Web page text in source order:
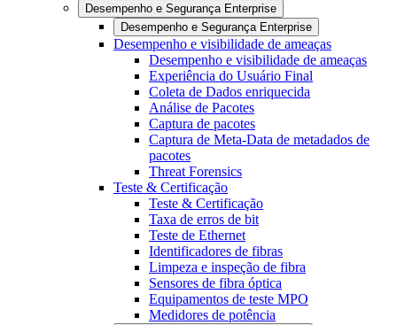
Desempenho e Segurança Enterprise
Desempenho e Segurança Enterprise
Desempenho e visibilidade de ameaças
Desempenho e visibilidade de ameaças
Experiência do Usuário Final
Coleta de Dados enriquecida
Análise de Pacotes
Captura de pacotes
Captura de Meta-Data de metadados de
pacotes
Threat Forensics
Teste & Certificação
Teste & Certificação
Taxa de erros de bit
Teste de Ethernet
Identificadores de fibras
Limpeza e inspeção de fibra
Sensores de fibra óptica
Equipamentos de teste MPO
Medidores de potência